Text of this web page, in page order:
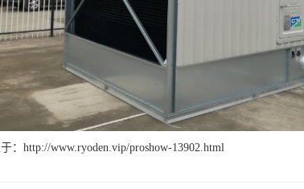
：http://www.ryoden.vip/proshow-13902.html